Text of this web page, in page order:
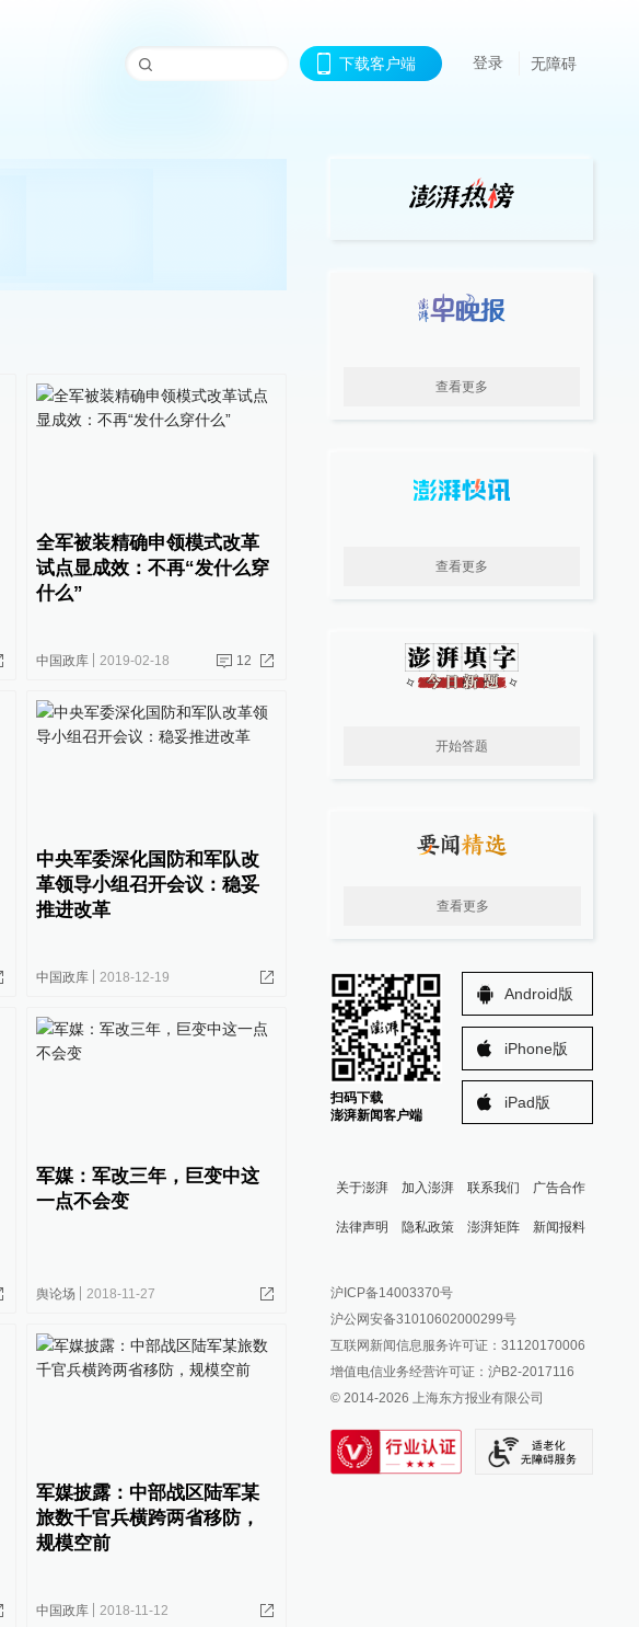
下载客户端 登录 无障碍
全军被装精确申领模式改革
试点显成效：不再“发什么穿
什么”
中国政库 2019-02-18 12
中央军委深化国防和军队改
革领导小组召开会议：稳妥
推进改革
中国政库 2018-12-19
军媒：军改三年，巨变中这
一点不会变
舆论场 2018-11-27
军媒披露：中部战区陆军某
旅数千官兵横跨两省移防，
规模空前
中国政库 2018-11-12
查看更多
查看更多
开始答题
查看更多
扫码下载
澎湃新闻客户端
Android版
iPhone版
iPad版
关于澎湃 加入澎湃 联系我们 广告合作
法律声明 隐私政策 澎湃矩阵
澎湃新闻公众号
澎湃新闻抖音号
派生万物开放平台
IP SHANGHAI
SIXTH TONE
新闻报料
报料邮箱: news@thepaper.cn
沪ICP备14003370号
沪公网安备31010602000299号
互联网新闻信息服务许可证：31120170006
增值电信业务经营许可证：沪B2-2017116
© 2014-2026 上海东方报业有限公司